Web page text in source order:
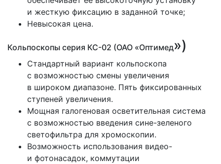
и жесткую фиксацию в заданной точке;
Невысокая цена.
Кольпоскопы серия КС-02 (ОАО «Оптимед»)
Стандартный вариант кольпоскопа
с возможностью смены увеличения
в широком диапазоне. Пять фиксированных
ступеней увеличения.
Мощная галогеновая осветительная система
с возможностью введения сине-зеленого
светофильтра для хромоскопии.
Возможность использования видео-
и фотонасадок, коммутации